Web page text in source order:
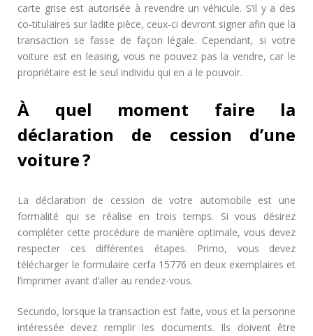
carte grise est autorisée à revendre un véhicule. S’il y a des
co-titulaires sur ladite pièce, ceux-ci devront signer afin que la
transaction se fasse de façon légale. Cependant, si votre
voiture est en leasing, vous ne pouvez pas la vendre, car le
propriétaire est le seul individu qui en a le pouvoir.
À quel moment faire la
déclaration de cession d’une
voiture ?
La déclaration de cession de votre automobile est une
formalité qui se réalise en trois temps. Si vous désirez
compléter cette procédure de manière optimale, vous devez
respecter ces différentes étapes. Primo, vous devez
télécharger le formulaire cerfa 15776 en deux exemplaires et
l’imprimer avant d’aller au rendez-vous.
Secundo, lorsque la transaction est faite, vous et la personne
intéressée devez remplir les documents. Ils doivent être